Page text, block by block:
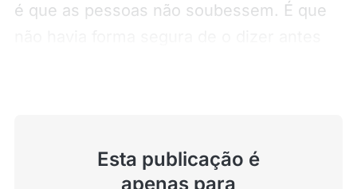
é que as pessoas não soubessem. É que
Esta publicação é
apenas para